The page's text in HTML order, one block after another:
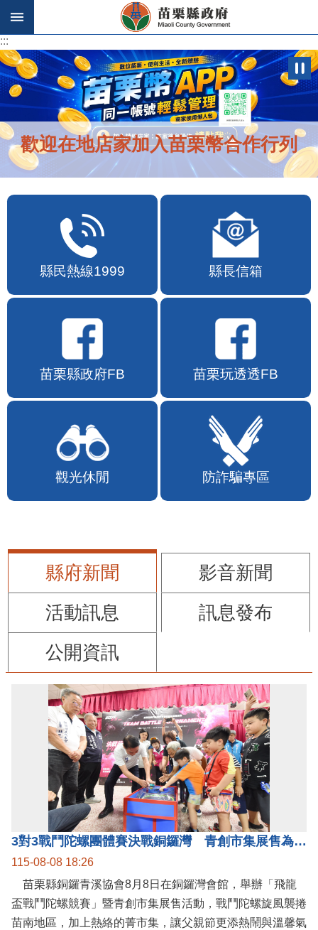
跳到主要內容區塊
:::
:::
歡迎在地店家加入苗栗幣合作行列
縣民熱線1999 縣長信箱
苗栗縣政府FB 苗栗玩透透FB
觀光休閒 防詐騙專區
縣府新聞
影音新聞
活動訊息
訊息發布
公開資訊
3對3戰鬥陀螺團體賽決戰銅鑼灣 青創市集展售為父親節增添繽紛
115-08-08 18:26
苗栗縣銅鑼青溪協會8月8日在銅鑼灣會館，舉辦「飛龍
盃戰鬥陀螺競賽」暨青創市集展售活動，戰鬥陀螺旋風襲捲
苗南地區，加上熱絡的菁市集，讓父親節更添熱鬧與溫馨氣